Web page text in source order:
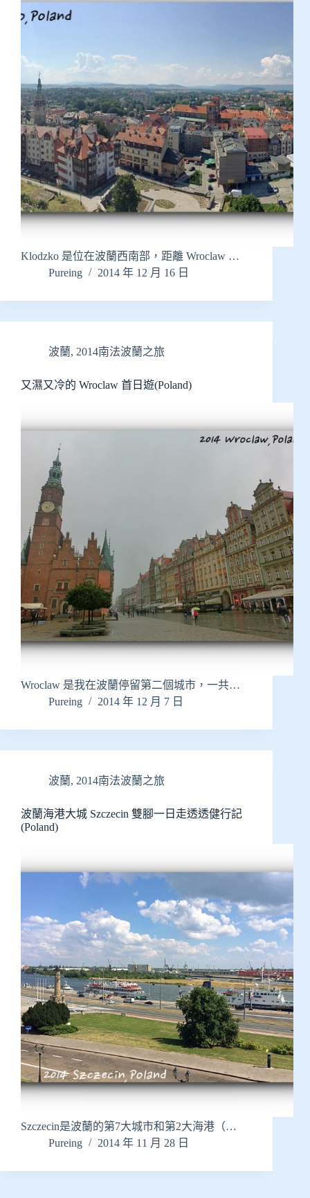
Klodzko 是位在波蘭西南部，距離 Wroclaw …
Pureing
2014 年 12 月 16 日
波蘭, 2014南法波蘭之旅
又濕又冷的 Wroclaw 首日遊(Poland)
Wroclaw 是我在波蘭停留第二個城市，一共…
Pureing
2014 年 12 月 7 日
波蘭, 2014南法波蘭之旅
波蘭海港大城 Szczecin 雙腳一日走透透健行記
(Poland)
Szczecin是波蘭的第7大城市和第2大海港（…
Pureing
2014 年 11 月 28 日